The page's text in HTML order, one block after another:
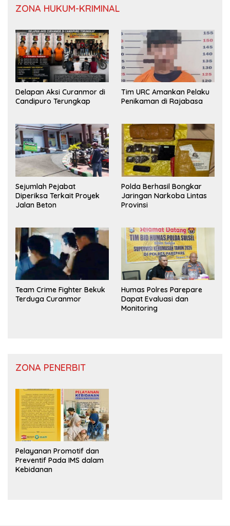
ZONA HUKUM-KRIMINAL
Delapan Aksi Curanmor di
Candipuro Terungkap
Tim URC Amankan Pelaku
Penikaman di Rajabasa
Sejumlah Pejabat
Diperiksa Terkait Proyek
Jalan Beton
Polda Berhasil Bongkar
Jaringan Narkoba Lintas
Provinsi
Team Crime Fighter Bekuk
Terduga Curanmor
Humas Polres Parepare
Dapat Evaluasi dan
Monitoring
ZONA PENERBIT
Pelayanan Promotif dan
Preventif Pada IMS dalam
Kebidanan